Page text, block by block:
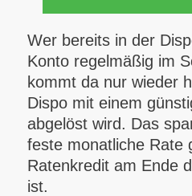
Wer bereits in der
Konto regelmäßig im
kommt da nur wieder
Dispo mit einem
abgelöst wird. Das
feste monatliche Rate
Ratenkredit am Ende
ist.